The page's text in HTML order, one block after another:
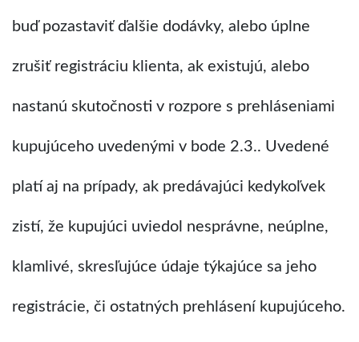
buď pozastaviť ďalšie dodávky, alebo úplne
zrušiť registráciu klienta, ak existujú, alebo
nastanú skutočnosti v rozpore s prehláseniami
kupujúceho uvedenými v bode 2.3.. Uvedené
platí aj na prípady, ak predávajúci kedykoľvek
zistí, že kupujúci uviedol nesprávne, neúplne,
klamlivé, skresľujúce údaje týkajúce sa jeho
registrácie, či ostatných prehlásení kupujúceho.